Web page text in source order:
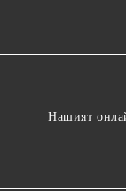
Нашият